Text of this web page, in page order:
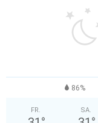
86%
FR. SA.